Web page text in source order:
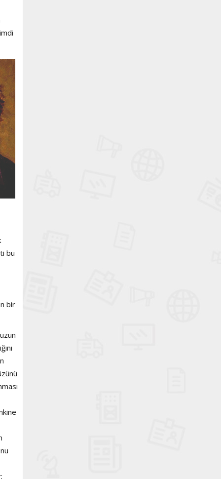
bu
bir